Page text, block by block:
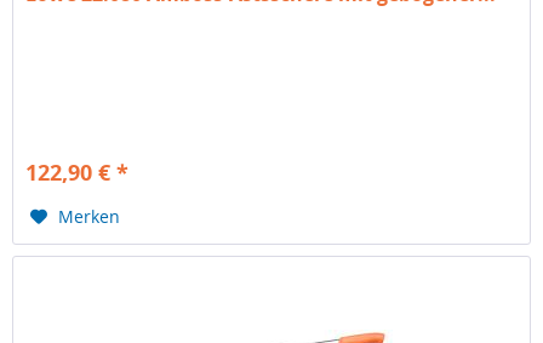
122,90 € *
Merken